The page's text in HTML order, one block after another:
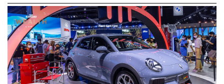
ABOUT THE AUTHOR
THE STANDARD WEALTH
สำนักข่าวเศรษฐกิจ ธุรกิจ และการลงทุน โดย
ทีมข่าว THE STANDARD